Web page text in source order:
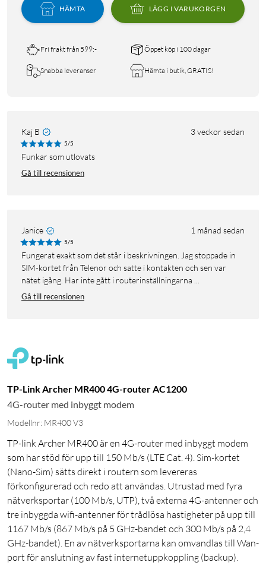
HÄMTA LÄGG I VARUKORGEN
Fri frakt från 599:- Öppet köp i 100 dagar
Snabba leveranser Hämta i butik, GRATIS!
Kaj B 3 veckor sedan
5/5
Funkar som utlovats
Gå till recensionen
Janice 1 månad sedan
5/5
Fungerat exakt som det står i beskrivningen. Jag stoppade in
SIM-kortet från Telenor och satte i kontakten och sen var
nätet igång. Har inte gått i routerinställningarna ...
Gå till recensionen
TP-Link Archer MR400 4G-router AC1200
4G-router med inbyggt modem
Modellnr: MR400 V3
TP-link Archer MR400 är en 4G-router med inbyggt modem
som har stöd för upp till 150 Mb/s (LTE Cat. 4). Sim-kortet
(Nano-Sim) sätts direkt i routern som levereras
förkonfigurerad och redo att användas. Utrustad med fyra
nätverksportar (100 Mb/s, UTP), två externa 4G-antenner och
tre inbyggda wifi-antenner för trådlösa hastigheter på upp till
1167 Mb/s (867 Mb/s på 5 GHz-bandet och 300 Mb/s på 2,4
GHz-bandet). En av nätverksportarna kan omvandlas till Wan-
port för anslutning av fast internetuppkoppling (backup).